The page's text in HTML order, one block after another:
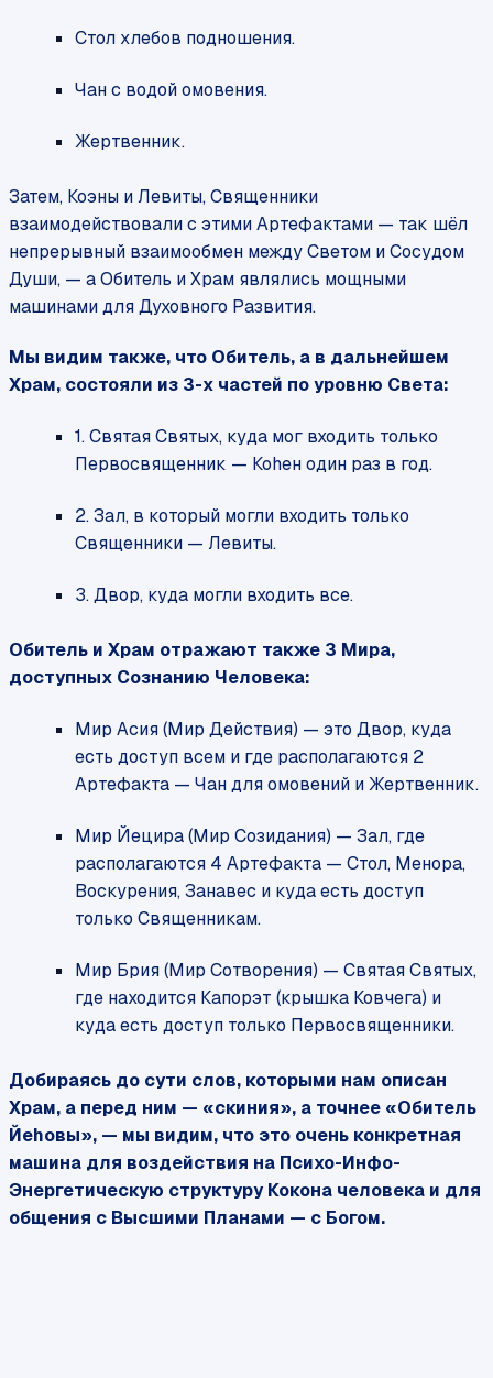
Стол хлебов подношения.
Чан с водой омовения.
Жертвенник.
Затем, Коэны и Левиты, Священники
взаимодействовали с этими Артефактами — так шёл
непрерывный взаимообмен между Светом и Сосудом
Души, — а Обитель и Храм являлись мощными
машинами для Духовного Развития.
Мы видим также, что Обитель, а в дальнейшем
Храм, состояли из 3-х частей по уровню Света:
1. Святая Святых, куда мог входить только
Первосвященник — Коhен один раз в год.
2. Зал, в который могли входить только
Священники — Левиты.
3. Двор, куда могли входить все.
Обитель и Храм отражают также 3 Мира,
доступных Сознанию Человека:
Мир Асия (Мир Действия) — это Двор, куда
есть доступ всем и где располагаются 2
Артефакта — Чан для омовений и Жертвенник.
Мир Йецира (Мир Созидания) — Зал, где
располагаются 4 Артефакта — Стол, Менора,
Воскурения, Занавес и куда есть доступ
только Священникам.
Мир Брия (Мир Сотворения) — Святая Святых,
где находится Капорэт (крышка Ковчега) и
куда есть доступ только Первосвященники.
Добираясь до сути слов, которыми нам описан
Храм, а перед ним — «скиния», а точнее «Обитель
Йеhовы», — мы видим, что это очень конкретная
машина для воздействия на Психо-Инфо-
Энергетическую структуру Кокона человека и для
общения с Высшими Планами — с Богом.